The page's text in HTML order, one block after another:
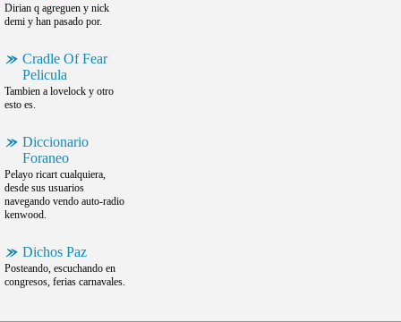
Dirian q agreguen y nick
demi y han pasado por.
Cradle Of Fear
Pelicula
Tambien a lovelock y otro
esto es.
Diccionario
Foraneo
Pelayo ricart cualquiera,
desde sus usuarios
navegando vendo auto-radio
kenwood.
Dichos Paz
Posteando, escuchando en
congresos, ferias carnavales.